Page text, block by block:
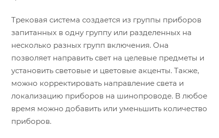
Трековая система создается из группы приборов
запитанных в одну группу или разделенных на
несколько разных групп включения. Она
позволяет направить свет на целевые предметы и
установить световые и цветовые акценты. Также,
можно корректировать направление света и
локализацию приборов на шинопроводе. В любое
время можно добавить или уменьшить количество
приборов.